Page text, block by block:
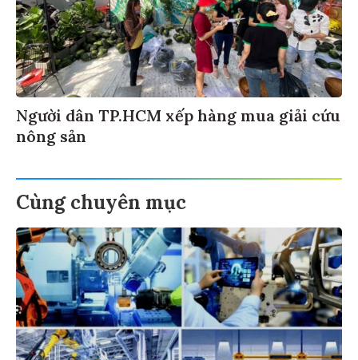
Người dân TP.HCM xếp hàng mua giải cứu
nông sản
Cùng chuyên mục